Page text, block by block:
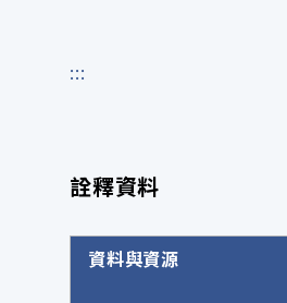
:::
詮釋資料
詮釋資料詳細內容
資料與資源